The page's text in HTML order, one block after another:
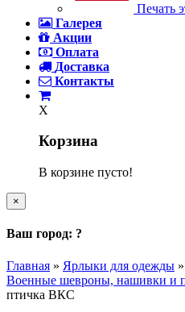
Печать
Галерея
Акции
Оплата
Доставка
Контакты
X
Корзина
В корзине пусто!
×
Ваш город: ?
Главная » Ярлыки для одежды »
Военные шевроны, нашивки и
птичка ВКС